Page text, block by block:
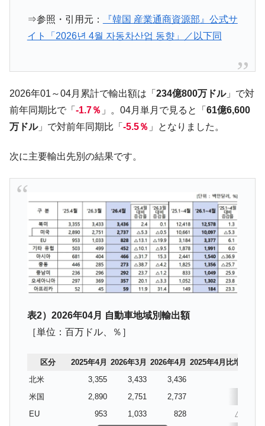
Fact1
甲子園通算本塁打、最多の清原に次いで多く打っ
ている意外な選手とは？
⇒参照・引用元：
『韓国 産業通商資源部』公式サ
イト「2026년 4월 자동차산업 동향」／以下同
2026年01～04月累計で輸出額は「 234億800万ドル」で対
前年同期比で「 -1.7％ 」。04月単月で見ると「 61億6,600
万ドル」で対前年同期比「 -5.5％ 」となりました。
次に主要輸出先別の結果です。
表2）2026年04月 自動車地域別輸出額
［単位：百万ドル、％］
区分 2025年4月 2026年3月 2026年4月 2025年4月比増減率
北米
3,355 3,433 3,436
米国
2,890 2,751 2,737
EU
953 1,033 828
△13.1